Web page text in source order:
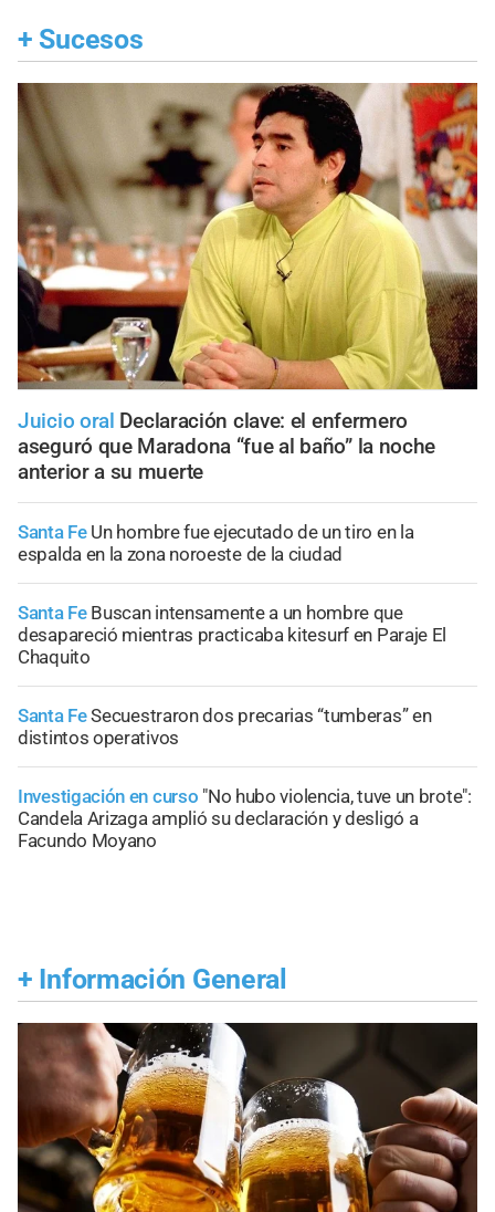
+ Sucesos
Juicio oral Declaración clave: el enfermero
aseguró que Maradona “fue al baño” la noche
anterior a su muerte
Santa Fe Un hombre fue ejecutado de un tiro en la
espalda en la zona noroeste de la ciudad
Santa Fe Buscan intensamente a un hombre que
desapareció mientras practicaba kitesurf en Paraje El
Chaquito
Santa FeSecuestraron dos precarias “tumberas” en
distintos operativos
Investigación en curso "No hubo violencia, tuve un brote":
Candela Arizaga amplió su declaración y desligó a
Facundo Moyano
+ Información General